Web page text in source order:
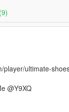
ultimate-
@Y9XQ